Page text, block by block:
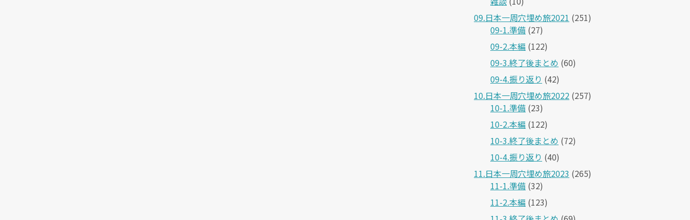
09.日本一周穴埋め旅2021 (251)
09-1.準備 (27)
09-2.本編 (122)
09-3.終了後まとめ (60)
09-4.振り返り (42)
10.日本一周穴埋め旅2022 (257)
10-1.準備 (23)
10-2.本編 (122)
10-3.終了後まとめ (72)
10-4.振り返り (40)
11.日本一周穴埋め旅2023 (265)
11-1.準備 (32)
11-2.本編 (123)